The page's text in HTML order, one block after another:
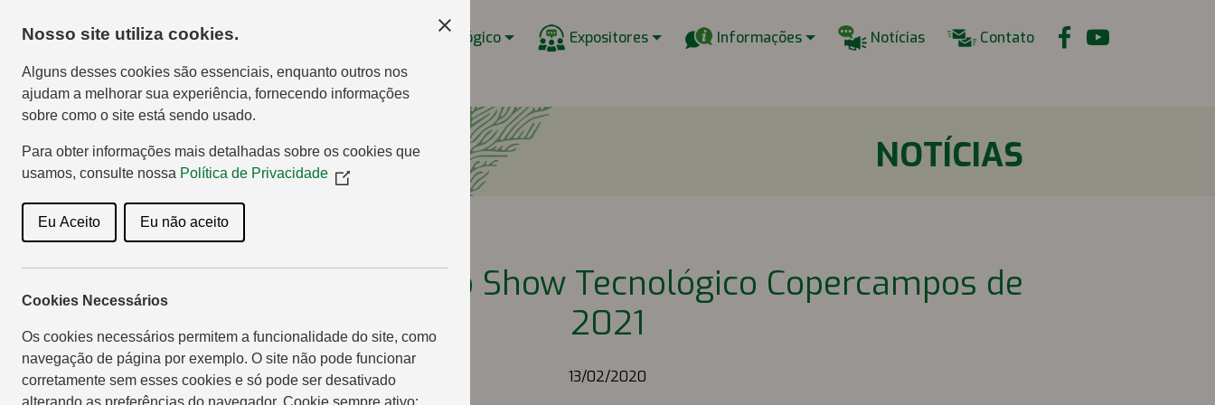
Show Tecnológico Expositores Informações Notícias Contato
NOTÍCIAS
Definida a data do Show Tecnológico Copercampos de
2021
13/02/2020
Nosso site utiliza cookies.
Alguns desses cookies são essenciais, enquanto outros nos
ajudam a melhorar sua experiência, fornecendo informações
sobre como o site está sendo usado.
Para obter informações mais detalhadas sobre os cookies que
usamos, consulte nossa Política de Privacidade (Opens
window)
Eu Aceito Eu não aceito
Cookies Necessários
Os cookies necessários permitem a funcionalidade do site, como
navegação de página por exemplo. O site não pode funcionar
corretamente sem esses cookies e só pode ser desativado
alterando as preferências do navegador. Cookie sempre ativo: